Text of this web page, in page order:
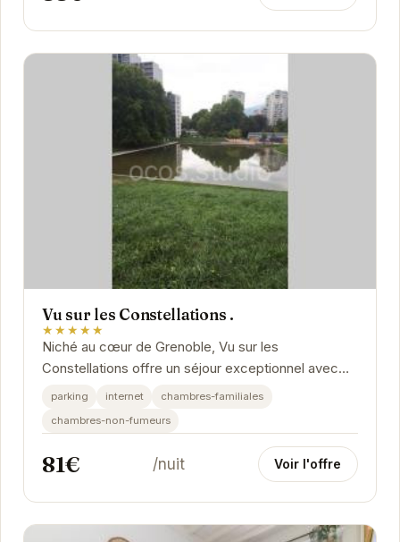
Vu sur les Constellations .
★★★★★
Niché au cœur de Grenoble, Vu sur les
Constellations offre un séjour exceptionnel avec
une vue imprenable. Ses chambres élégantes et...
parking internet
chambres-familiales
chambres-non-fumeurs
81€ /nuit Voir l'offre